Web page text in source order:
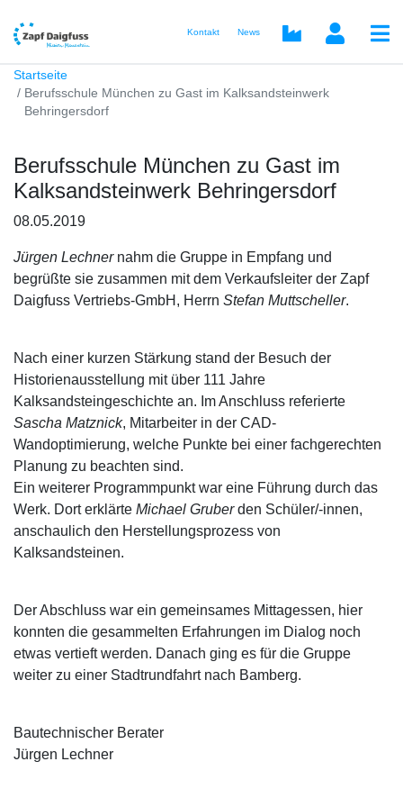
Kontakt News
Startseite
Berufsschule München zu Gast im Kalksandsteinwerk
Behringersdorf
Berufsschule München zu Gast im
Kalksandsteinwerk Behringersdorf
08.05.2019
Jürgen Lechnernahm die Gruppe in Empfang und
begrüßte sie zusammen mit dem Verkaufsleiter der Zapf
Daigfuss Vertriebs-GmbH, Herrn Stefan Muttscheller.
Nach einer kurzen Stärkung stand der Besuch der
Historienausstellung mit über 111 Jahre
Kalksandsteingeschichte an. Im Anschluss referierte
Sascha Matznick, Mitarbeiter in der CAD-
Wandoptimierung, welche Punkte bei einer fachgerechten
Planung zu beachten sind.
Ein weiterer Programmpunkt war eine Führung durch das
Werk. Dort erklärte Michael Gruberden Schüler/-innen,
anschaulich den Herstellungsprozess von
Kalksandsteinen.
Der Abschluss war ein gemeinsames Mittagessen, hier
konnten die gesammelten Erfahrungen im Dialog noch
etwas vertieft werden. Danach ging es für die Gruppe
weiter zu einer Stadtrundfahrt nach Bamberg.
Bautechnischer Berater
Jürgen Lechner